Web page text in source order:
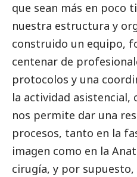
que sean más en poco
nuestra estructura y
construido un equipo,
centenar de
protocolos y una
la actividad asistencial,
nos permite dar una
procesos, tanto en la
imagen como en la
cirugía, y por